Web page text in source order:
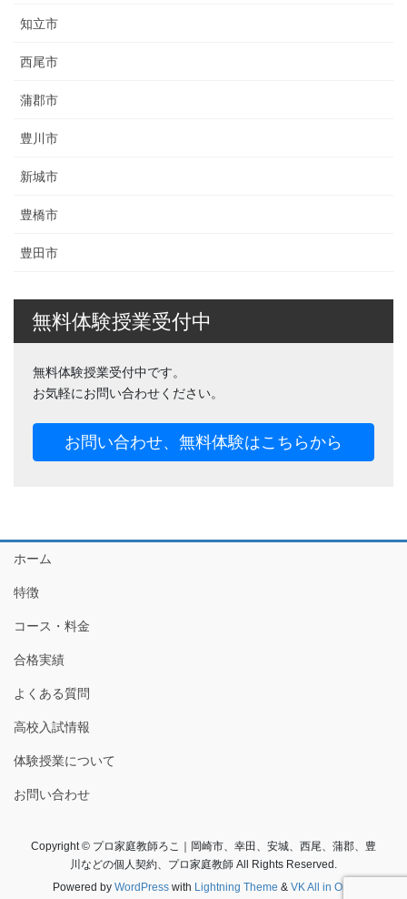
知立市
西尾市
蒲郡市
豊川市
新城市
豊橋市
豊田市
無料体験授業受付中
無料体験授業受付中です。
お気軽にお問い合わせください。
お問い合わせ、無料体験はこちらから
ホーム
特徴
コース・料金
合格実績
よくある質問
高校入試情報
体験授業について
お問い合わせ
Copyright © プロ家庭教師ろこ｜岡崎市、幸田、安城、西尾、蒲郡、豊
川などの個人契約、プロ家庭教師 All Rights Reserved.
Powered by WordPresswith Lightning Theme & VK All in One